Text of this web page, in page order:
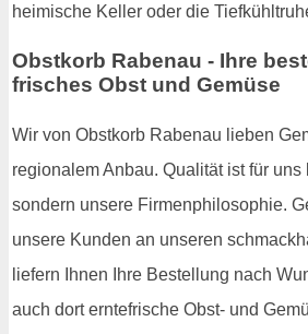
heimische Keller oder die
Obstkorb Rabenau - Ihre
frisches Obst und Gemüse
Wir von Obstkorb Rabenau lieben
regionalem Anbau. Qualität ist für uns
sondern unsere Firmenphilosophie.
unsere Kunden an unseren
liefern Ihnen Ihre Bestellung nach
auch dort erntefrische Obst- und